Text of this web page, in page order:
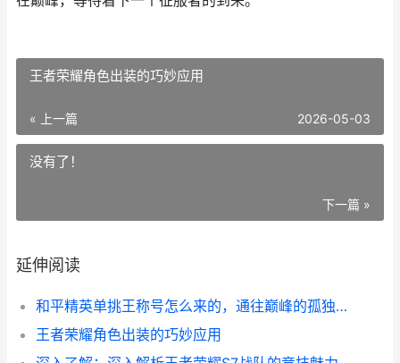
王者荣耀角色出装的巧妙应用
« 上一篇 2026-05-03
没有了！
下一篇 »
延伸阅读
和平精英单挑王称号怎么来的，通往巅峰的孤独征途
王者荣耀角色出装的巧妙应用